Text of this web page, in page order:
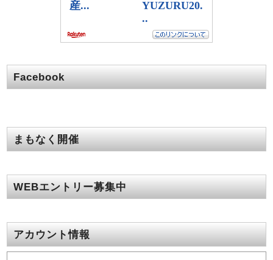
Facebook
まもなく開催
WEBエントリー募集中
アカウント情報